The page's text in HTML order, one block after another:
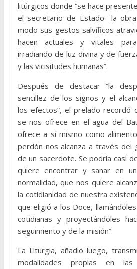
litúrgicos donde “se hace
el secretario de Estado- la
modo sus gestos salvíficos
hacen actuales y vitales
irradiando de luz divina y de
y las vicisitudes humanas”.
Después de destacar “la
sencillez de los signos y el
los efectos”, el prelado recordó
se nos ofrece en el agua del
ofrece a sí mismo como
perdón nos alcanza a través del
de un sacerdote. Se podría casi
quiere encontrar y sanar en
normalidad, que nos quiere
la cotidianidad de nuestra
que eligió a los Doce,
cotidianas y proyectándoles
seguimiento y de la misión”.
La Liturgia, añadió luego,
modalidades propias en